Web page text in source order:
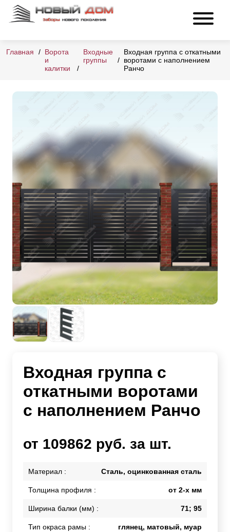
Главная
Ворота
и
калитки
Входные
группы
Входная группа с откатными
воротами с наполнением
Ранчо
Входная группа с
откатными воротами
с наполнением Ранчо
от 109862 руб. за шт.
Материал : Сталь, оцинкованная сталь
Толщина профиля : от 2-х мм
Ширина балки (мм) : 71; 95
Тип окраса рамы : глянец, матовый, муар